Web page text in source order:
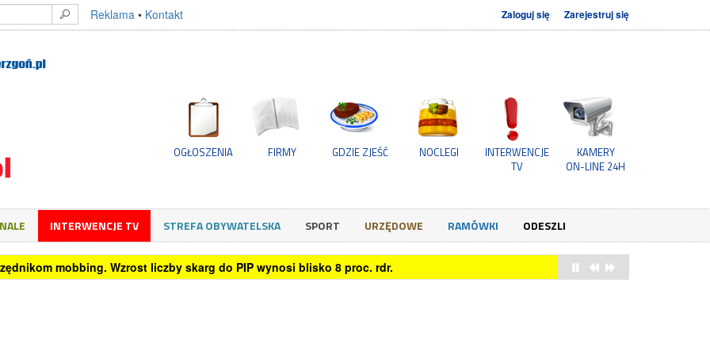
Reklama • Kontakt Zaloguj się Zarejestruj się
OGŁOSZENIA FIRMY GDZIE ZJEŚĆ NOCLEGI
INTERWENCJE
TV
KAMERY
ON-LINE 24H
INTERWENCJE TV STREFA OBYWATELSKA SPORT URZĘDOWE RAMÓWKI ODESZLI
mobbing. Wzrost liczby skarg do PIP wynosi blisko 8 proc. rdr.